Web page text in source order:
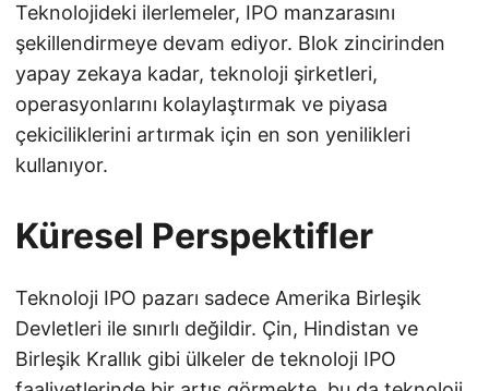
Teknolojideki ilerlemeler, IPO manzarasını
şekillendirmeye devam ediyor. Blok zincirinden
yapay zekaya kadar, teknoloji şirketleri,
operasyonlarını kolaylaştırmak ve piyasa
çekiciliklerini artırmak için en son yenilikleri
kullanıyor.
Küresel Perspektifler
Teknoloji IPO pazarı sadece Amerika Birleşik
Devletleri ile sınırlı değildir. Çin, Hindistan ve
Birleşik Krallık gibi ülkeler de teknoloji IPO